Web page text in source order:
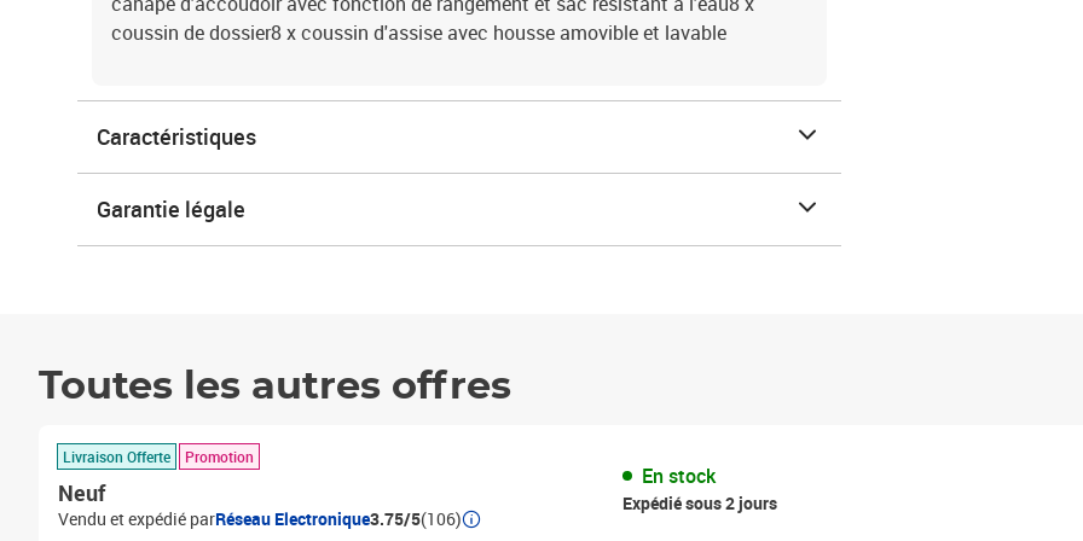
coussin de dossier8 x coussin d'assise avec housse amovible et lavable
Caractéristiques
Garantie légale
Toutes les autres offres
Livraison Offerte Promotion
Neuf
Vendu et expédié parRéseau Electronique3.75/5(106)
En stock
Expédié sous 2 jours